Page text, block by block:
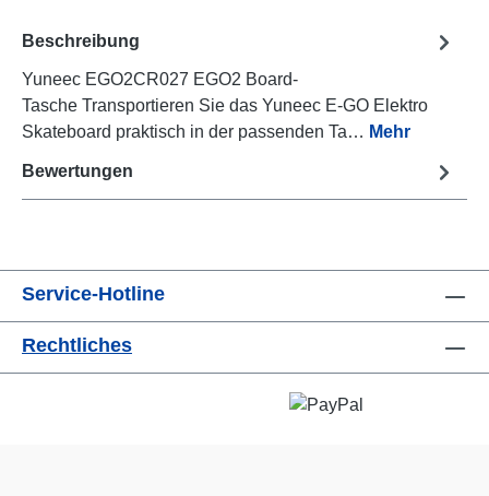
Beschreibung
Yuneec EGO2CR027 EGO2 Board-
Tasche Transportieren Sie das Yuneec E-GO Elektro
Skateboard praktisch in der passenden Ta… Mehr
Bewertungen
Service-Hotline
Rechtliches